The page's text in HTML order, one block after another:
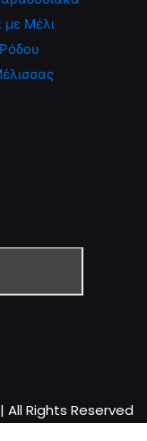
με Μέλι
All Rights Reserved